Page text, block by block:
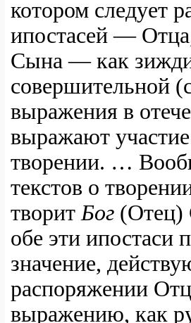
котором следует
ипостасей —
Сына — как
совершительной
выражения в
выражают
творении. …
текстов о
творит Бог (Отец)
обе эти ипостаси
значение,
распоряжении
выражению, как